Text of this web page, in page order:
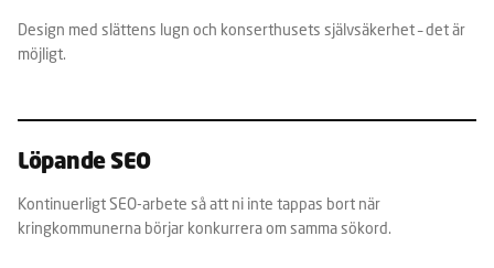
Design med slättens lugn och konserthusets självsäkerhet – det är
möjligt.
Löpande SEO
Kontinuerligt SEO-arbete så att ni inte tappas bort när
kringkommunerna börjar konkurrera om samma sökord.